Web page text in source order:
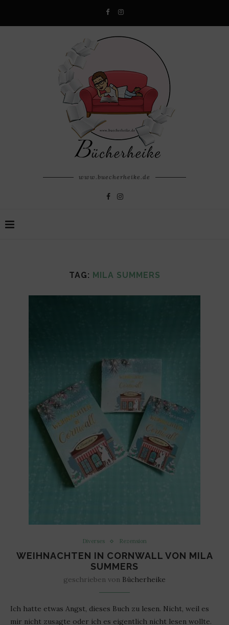
www.buecherheike.de
TAG: MILA SUMMERS
Diverses Rezension
WEIHNACHTEN IN CORNWALL VON MILA
SUMMERS
geschrieben von Bücherheike
Ich hatte etwas Angst, dieses Buch zu lesen. Nicht, weil es
mir nicht zusagte oder ich es eigentlich nicht lesen wollte.